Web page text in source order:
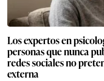
Los expertos en
personas que nunca
redes sociales no
externa